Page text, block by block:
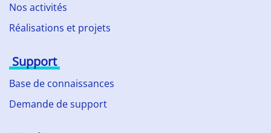
Nos activités
Réalisations et projets
Support
Base de connaissances
Demande de support